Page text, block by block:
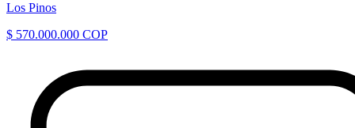
Los Pinos
$ 570.000.000 COP